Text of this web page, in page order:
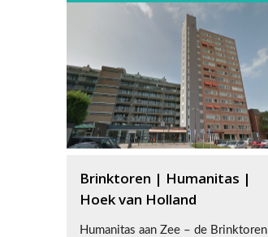
Brinktoren | Humanitas |
Hoek van Holland
Humanitas aan Zee – de Brinktoren